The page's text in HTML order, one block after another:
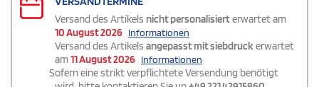
Versand des Artikels nicht personalisierterwartet am
10 August 2026 Informationen
Versand des Artikels angepasst mit siebdruckerwartet
am 11 August 2026 Informationen
Sofern eine strikt verpflichtete Versendung benötigt